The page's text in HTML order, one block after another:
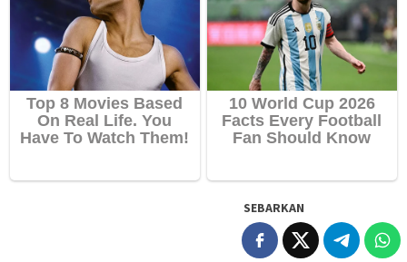
SEBARKAN